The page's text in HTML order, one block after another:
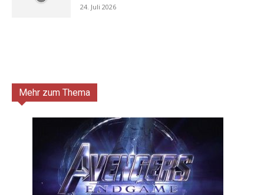
24. Juli 2026
Mehr zum Thema